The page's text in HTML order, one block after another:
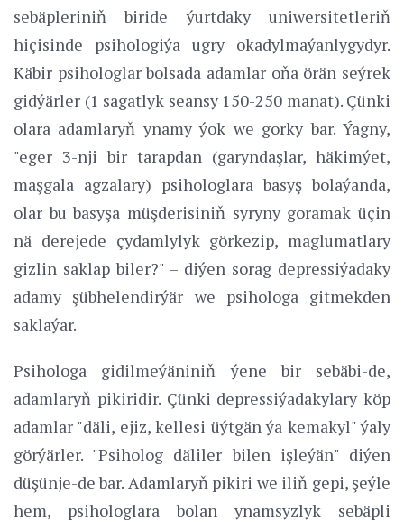
sebäpleriniň biride ýurtdaky uniwersitetleriň
hiçisinde psihologiýa ugry okadylmaýanlygydyr.
Käbir psihologlar bolsada adamlar oňa örän seýrek
gidýärler (1 sagatlyk seansy 150-250 manat). Çünki
olara adamlaryň ynamy ýok we gorky bar. Ýagny,
"eger 3-nji bir tarapdan (garyndaşlar, häkimýet,
maşgala agzalary) psihologlara basyş bolaýanda,
olar bu basyşa müşderisiniň syryny goramak üçin
nä derejede çydamlylyk görkezip, maglumatlary
gizlin saklap biler?" – diýen sorag depressiýadaky
adamy şübhelendirýär we psihologa gitmekden
saklaýar.
Psihologa gidilmeýäniniň ýene bir sebäbi-de,
adamlaryň pikiridir. Çünki depressiýadakylary köp
adamlar "däli, ejiz, kellesi üýtgän ýa kemakyl" ýaly
görýärler. "Psiholog däliler bilen işleýän" diýen
düşünje-de bar. Adamlaryň pikiri we iliň gepi, şeýle
hem, psihologlara bolan ynamsyzlyk sebäpli